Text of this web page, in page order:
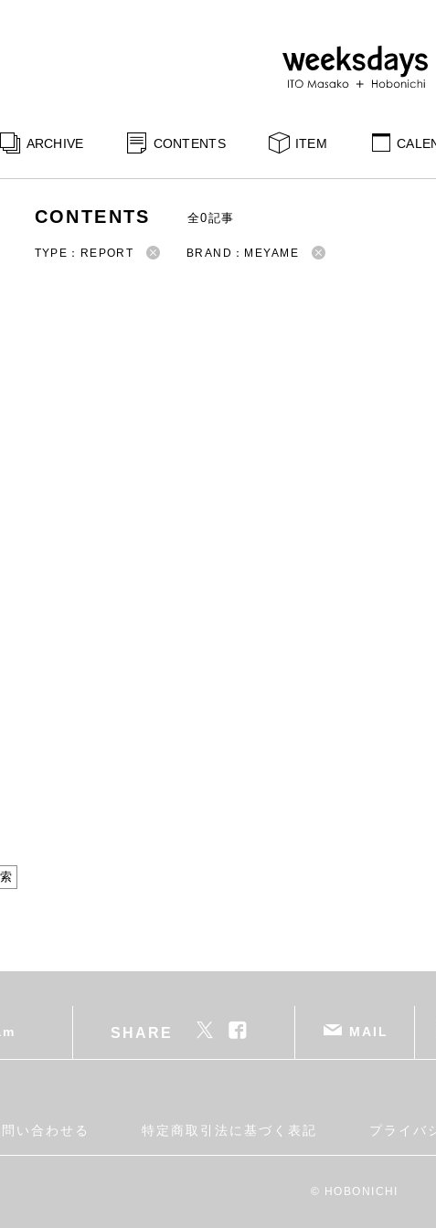
ARCHIVE CONTENTS ITEM
CONTENTS 全0記事
TYPE：REPORT BRAND：MEYAME
SHARE MAIL
い合わせる 特定商取引法に基づく表記 プライバ
© HOBONICHI